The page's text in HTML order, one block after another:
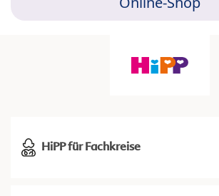
HiPP für Fachkreise